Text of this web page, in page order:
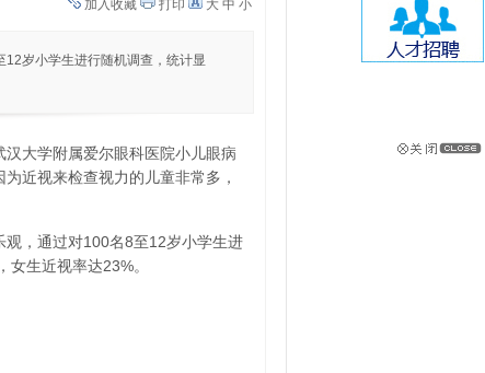
加入收藏
打印 大 中 小
岁小学生进行随机调查，统计显
大学附属爱尔眼科医院小儿眼病
近视来检查视力的儿童非常多，
，通过对100名8至12岁小学生进
生近视率达23%。